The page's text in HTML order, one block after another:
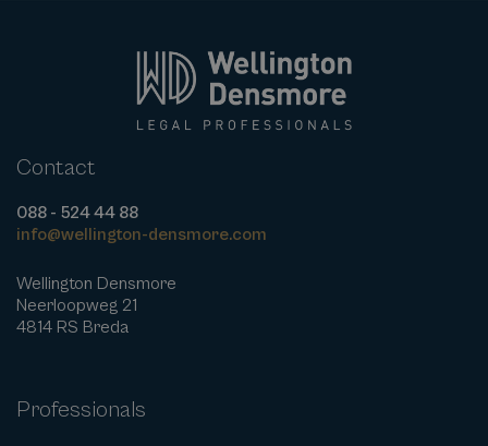
Contact
088 - 524 44 88
info@wellington-densmore.com
Wellington Densmore
Neerloopweg 21
4814 RS Breda
Professionals